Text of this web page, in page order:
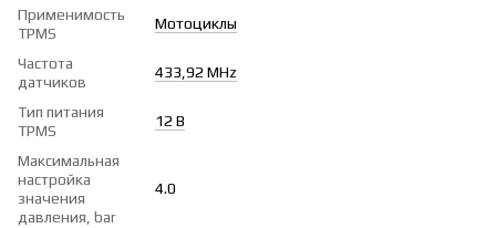
Применимость
TPMS
Мотоциклы
Частота
датчиков
433,92 MHz
Тип питания
TPMS
12 В
Максимальная
настройка
значения
давления, bar
4.0